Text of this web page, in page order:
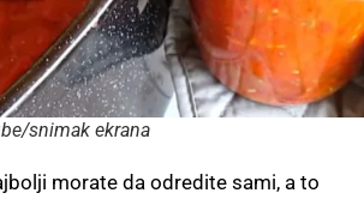
snimak ekrana
morate da odredite sami, a to